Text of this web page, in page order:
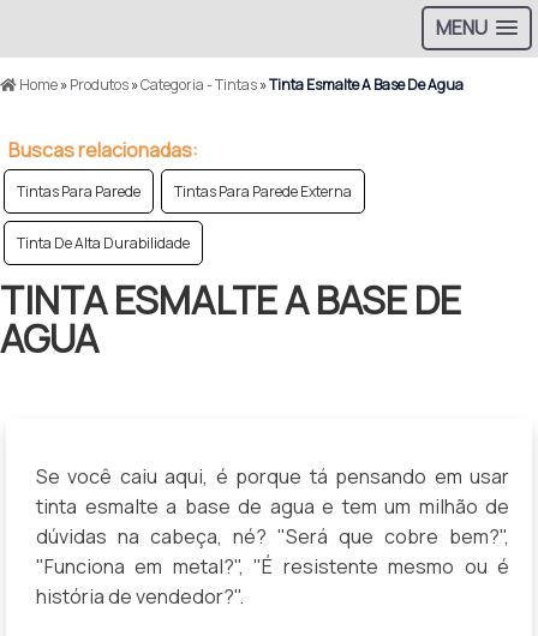
MENU
Home»Produtos»Categoria - Tintas»Tinta Esmalte A Base De Agua
Buscas relacionadas:
Tintas Para Parede Tintas Para Parede Externa
Tinta De Alta Durabilidade
TINTA ESMALTE A BASE DE
AGUA
Se você caiu aqui, é porque tá pensando em usar
tinta esmalte a base de agua e tem um milhão de
dúvidas na cabeça, né? "Será que cobre bem?",
"Funciona em metal?", "É resistente mesmo ou é
história de vendedor?".